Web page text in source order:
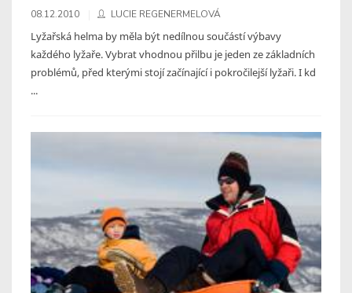
08.12.2010 LUCIE REGENERMELOVÁ
Lyžařská helma by měla být nedílnou součástí výbavy
každého lyžaře. Vybrat vhodnou přilbu je jeden ze základních
problémů, před kterými stojí začínající i pokročilejší lyžaři. I kd
...